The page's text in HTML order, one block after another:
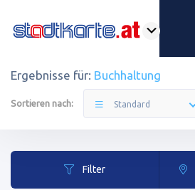
Ergebnisse für: Buchhaltung
Sortieren nach: Standard
Filter